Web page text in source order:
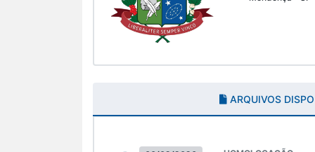
ARQUIVOS